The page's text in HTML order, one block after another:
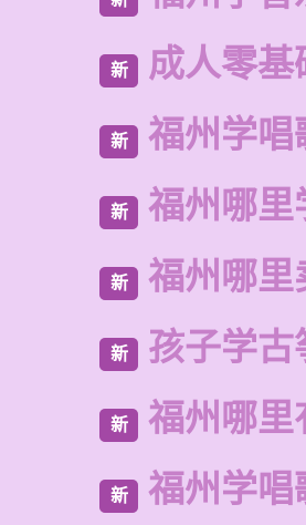
新 成人零
新 福州学唱
新 福州哪里
新 福州哪里
新 孩子学古
新 福州哪里
新 福州学唱